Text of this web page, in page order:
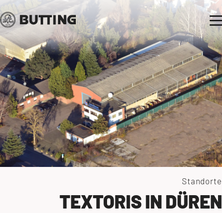
Standorte
TEXTORIS IN DÜREN